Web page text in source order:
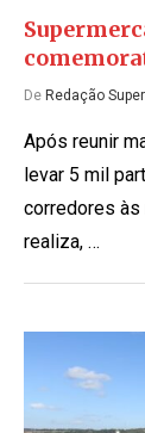
De Redação
Após reunir
levar 5 mil
corredores às
realiza, …